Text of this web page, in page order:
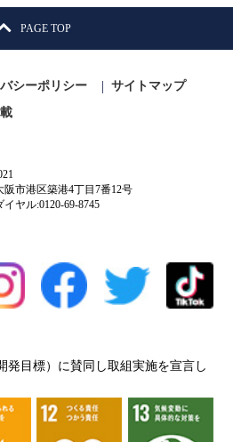
PAGE TOP
シーポリシー
サイトマップ
阪市港区築港4丁目7番12号
イヤル:0120-69-8745
発目標）に賛同し取組実施を宣言し